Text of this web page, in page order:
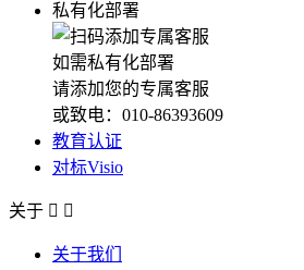
私有化部署
如需私有化部署
请添加您的专属客服
或致电：010-86393609
教育认证
对标Visio
关于  
关于我们